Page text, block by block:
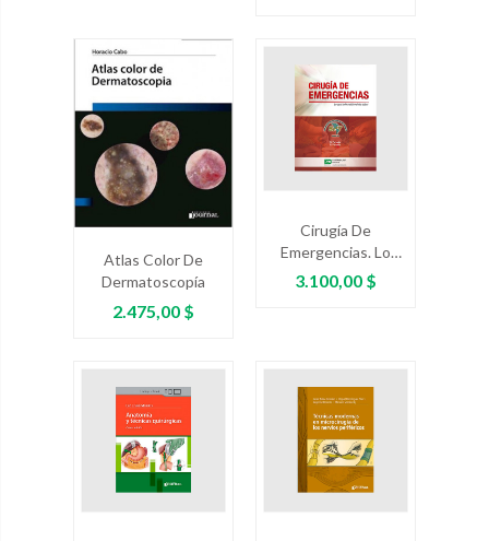
Atlas Color De
Dermatoscopía
Precio
2.475,00 $
Cirugía De
Emergencias. Lo
Que Todo Médico
Debe Saber
Precio
3.100,00 $